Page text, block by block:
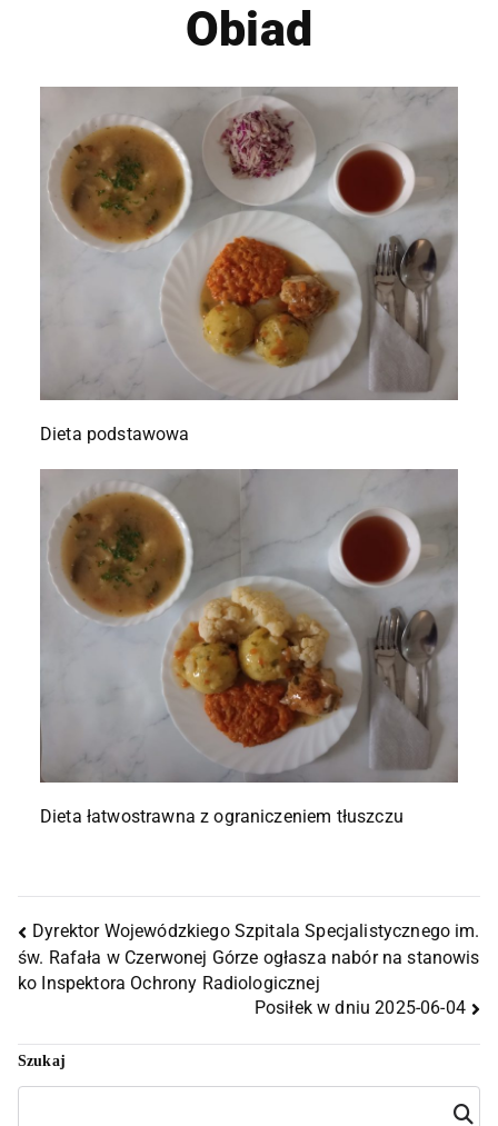
Obiad
Dieta podstawowa
Dieta łatwostrawna z ograniczeniem tłuszczu
Dyrektor Wojewódzkiego Szpitala Specjalistycznego im.
św. Rafała w Czerwonej Górze ogłasza nabór na stanowis
ko Inspektora Ochrony Radiologicznej
Posiłek w dniu 2025-06-04
Szukaj
Szuka
j